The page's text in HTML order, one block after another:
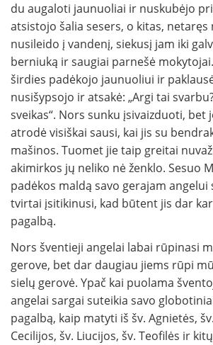
du augaloti jaunuoliai ir nuskubėjo
atsistojo šalia sesers, o kitas, netaręs
nusileido į vandenį, siekusį jam iki
berniuką ir saugiai parnešė
širdies padėkojo jaunuoliui ir
nusišypsojo ir atsakė: „Argi tai
sveikas“. Nors sunku įsivaizduoti, bet
atrodė visiškai sausi, kai jis su
mašinos. Tuomet jie taip greitai
akimirkos jų neliko nė ženklo. Sesuo
padėkos maldą savo gerajam angelui
tvirtai įsitikinusi, kad būtent jis dar
pagalbą.
Nors šventieji angelai labai rūpinasi
gerove, bet dar daugiau jiems rūpi
sielų gerovė. Ypač kai puolama
angelai sargai suteikia savo
pagalbą, kaip matyti iš šv. Agnietės,
Cecilijos, šv. Liucijos, šv. Teofilės ir